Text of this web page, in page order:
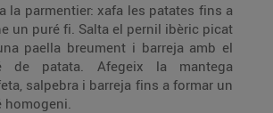
la parmentier: xafa les patates fins a
un puré fi. Salta el pernil ibèric picat
paella breument i barreja amb el
de patata. Afegeix la mantega
salpebra i barreja fins a formar un
homogeni.